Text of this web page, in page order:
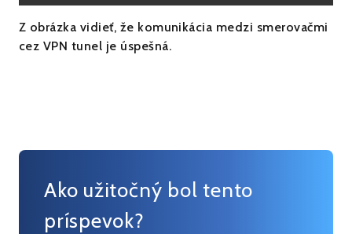
Z obrázka vidieť, že komunikácia medzi smerovačmi
cez VPN tunel je úspešná.
Ako užitočný bol tento
príspevok?